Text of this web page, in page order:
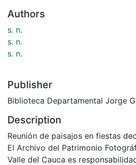
Authors
s. n.
s. n.
s. n.
Publisher
Biblioteca Departamental Jorge
Description
Reunión de paisajos en fiestas
El Archivo del Patrimonio
Valle del Cauca es